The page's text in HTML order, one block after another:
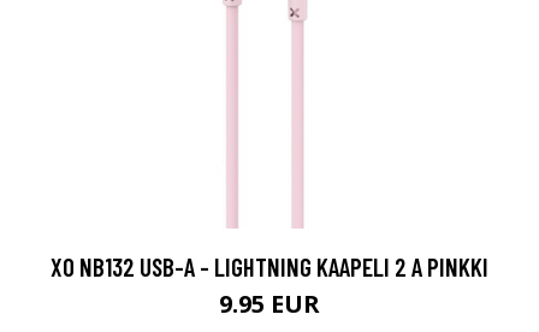
XO NB132 USB-A - LIGHTNING KAAPELI 2 A PINKKI
9.95 EUR